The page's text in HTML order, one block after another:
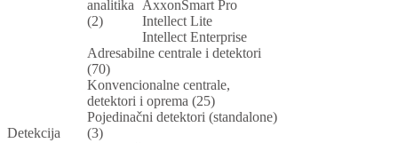
analitika
(2)
AxxonSmart Pro
Intellect Lite
Intellect Enterprise
Detekcija
Adresabilne centrale i detektori
(70)
Konvencionalne centrale,
detektori i oprema (25)
Pojedinačni detektori (standalone)
(3)